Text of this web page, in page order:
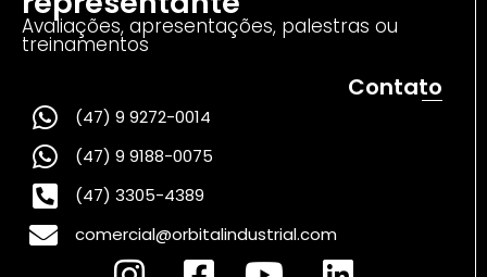
Avaliações, apresentações, palestras ou
treinamentos
Contato
(47) 9 9272-0014
(47) 9 9188-0075
(47) 3305-4389
comercial@orbitalindustrial.com